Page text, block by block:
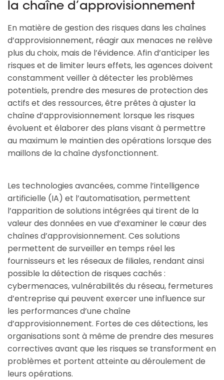
la chaîne d’approvisionnement
En matière de gestion des risques dans les chaînes
d’approvisionnement, réagir aux menaces ne relève
plus du choix, mais de l’évidence. Afin d’anticiper les
risques et de limiter leurs effets, les agences doivent
constamment veiller à détecter les problèmes
potentiels, prendre des mesures de protection des
actifs et des ressources, être prêtes à ajuster la
chaîne d’approvisionnement lorsque les risques
évoluent et élaborer des plans visant à permettre
au maximum le maintien des opérations lorsque des
maillons de la chaîne dysfonctionnent.
Les technologies avancées, comme l’intelligence
artificielle (IA) et l’automatisation, permettent
l’apparition de solutions intégrées qui tirent de la
valeur des données en vue d’examiner le cœur des
chaînes d’approvisionnement. Ces solutions
permettent de surveiller en temps réel les
fournisseurs et les réseaux de filiales, rendant ainsi
possible la détection de risques cachés :
cybermenaces, vulnérabilités du réseau, fermetures
d’entreprise qui peuvent exercer une influence sur
les performances d’une chaîne
d’approvisionnement. Fortes de ces détections, les
organisations sont à même de prendre des mesures
correctives avant que les risques se transforment en
problèmes et portent atteinte au déroulement de
leurs opérations.